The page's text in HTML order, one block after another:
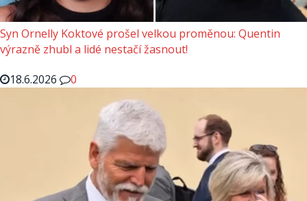
Syn Ornelly Koktové prošel velkou proměnou: Quentin
výrazně zhubl a lidé nestačí žasnout!
18.6.2026
0